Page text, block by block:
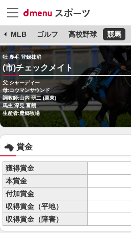
MLB ゴルフ 高校野球 競馬
牡 鹿毛 登録抹消
(市)チェックメイト
父:シャーディー
母:コウマンサウンド
調教師:山内 研二 (栗東)
馬主:深見 富朗
生産者:豊郷牧場
賞金
獲得賞金
本賞金
付加賞金
収得賞金（平地）
収得賞金（障害）